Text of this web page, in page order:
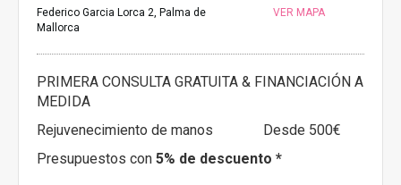
Federico Garcia Lorca 2, Palma de
Mallorca
VER MAPA
PRIMERA CONSULTA GRATUITA & FINANCIACIÓN A
MEDIDA
Rejuvenecimiento de manos
Desde 500€
Presupuestos con 5% de descuento *